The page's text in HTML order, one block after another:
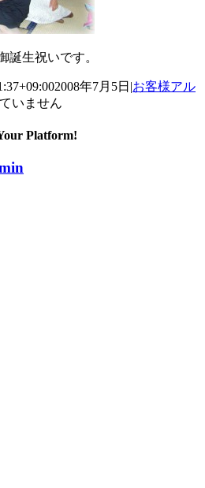
誕生祝いです。
2008年7月5日 |お客様アル
いません
Platform!